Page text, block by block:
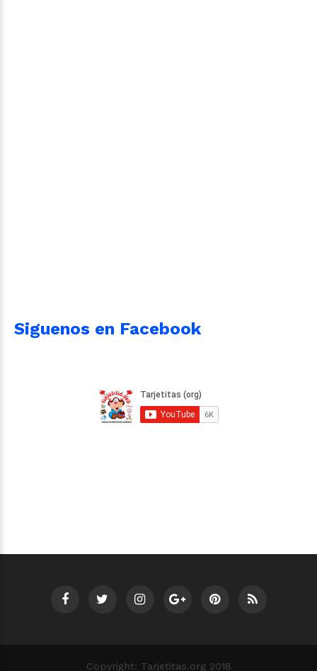
Siguenos en Facebook
Copyright: Tarjetitas.org 2018